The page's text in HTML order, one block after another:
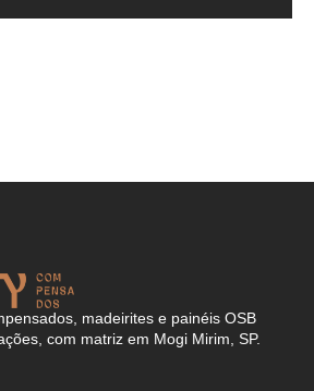
madeirites e painéis OSB
com matriz em Mogi Mirim, SP.